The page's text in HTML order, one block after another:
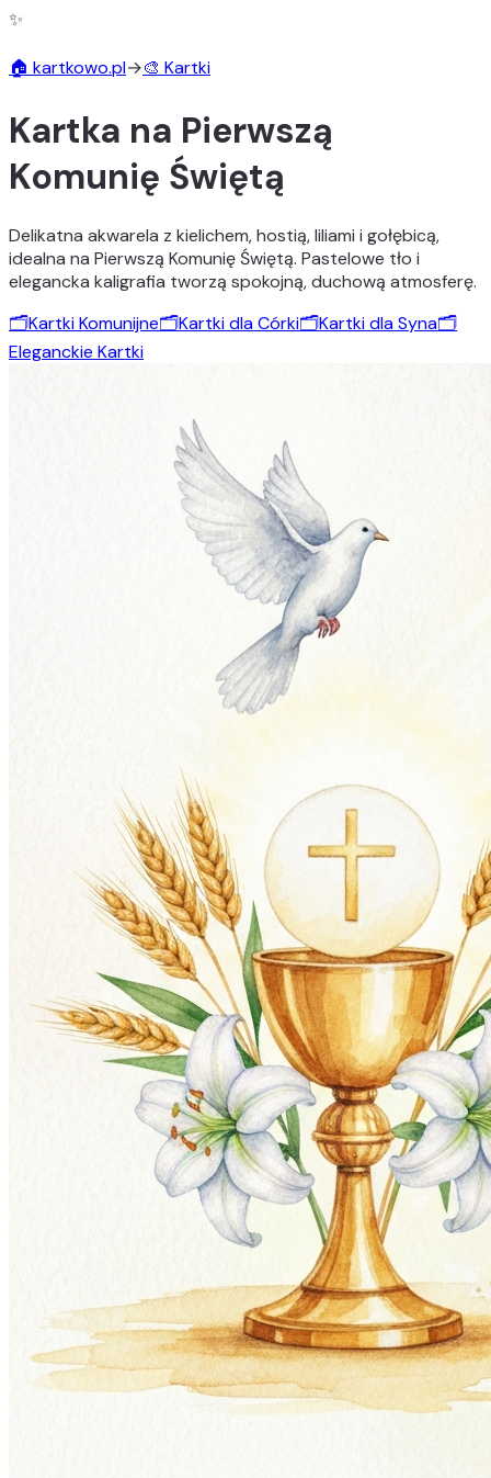
✨
🏠 kartkowo.pl→🎨 Kartki
Kartka na Pierwszą
Komunię Świętą
Delikatna akwarela z kielichem, hostią, liliami i gołębicą,
idealna na Pierwszą Komunię Świętą. Pastelowe tło i
elegancka kaligrafia tworzą spokojną, duchową atmosferę.
🗂️Kartki Komunijne🗂️Kartki dla Córki🗂️Kartki dla Syna🗂️
Eleganckie Kartki